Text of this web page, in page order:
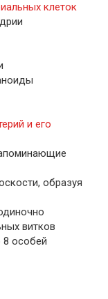
клеток
и его
образуя
витков
8 особей